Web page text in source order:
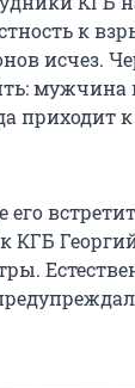
к
исчез.
мужчина
к
КГБ